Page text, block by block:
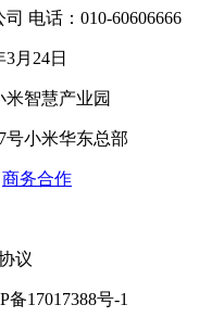
电话：010-60606666
月24日
智慧产业园
号小米华东总部
商务合作
议
备17017388号-1